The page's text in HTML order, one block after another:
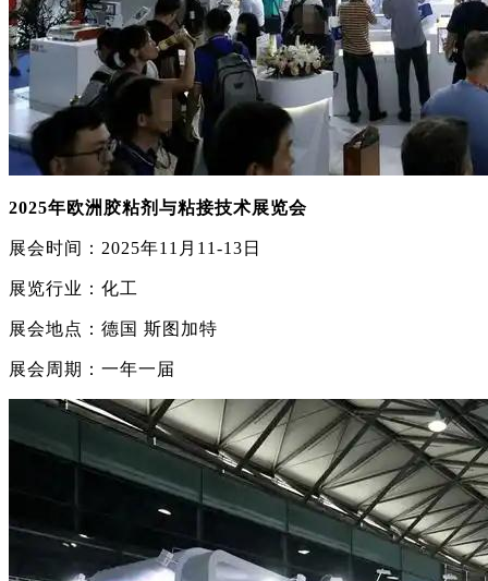
2025年欧洲胶粘剂与粘接技术展览会
展会时间：2025年11月11-13日
展览行业：化工
展会地点：德国 斯图加特
展会周期：一年一届